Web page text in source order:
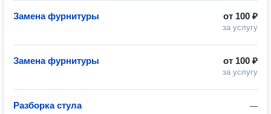
от 100 ₽
за услугу
Замена фурнитуры
от 100 ₽
за услугу
Замена фурнитуры
—
Разборка стула